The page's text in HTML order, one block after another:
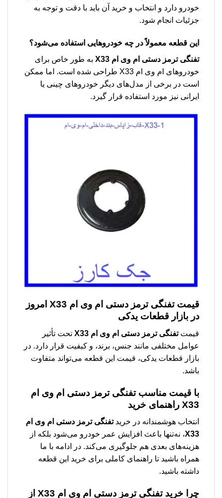
خودرو دارد و انتخاب و خرید آن باید با دقت و توجه به
جزئیات انجام شود.
این قطعه معمولاً در چه خودروهایی استفاده می‌شود؟
تفنگی ترمز دستی ام وی ام X33
به طور خاص برای
خودروهای ام وی ام X33 طراحی شده است. اما ممکن
است در برخی از مدل‌های دیگر خودروهای چینی یا
ایرانی نیز مورد استفاده قرار گیرد.
قیمتتفنگی ترمز دستی ام وی ام X33
امروز
در بازار قطعات یدکی
قیمتتفنگی ترمز دستی ام وی ام X33
تحت تأثیر
عوامل مختلفی مانند جنس، برند، و کیفیت قرار دارد. در
بازار قطعات یدکی، قیمت این قطعه می‌تواند متفاوت
باشد.
با قیمت مناسبتفنگی ترمز دستی ام وی ام
X33 راهنمای خرید
انتخاب هوشمندانه در خریدتفنگی ترمز دستی ام وی ام
X33، نه‌تنها باعث افزایش عمر خودرو می‌شود بلکه از
هزینه‌های بعدی هم جلوگیری می‌کند. در ادامه با ما
همراه باشید تا راهنمای کاملی برای خرید این قطعه
داشته باشید.
چرا خریدتفنگی ترمز دستی ام وی ام X33 از